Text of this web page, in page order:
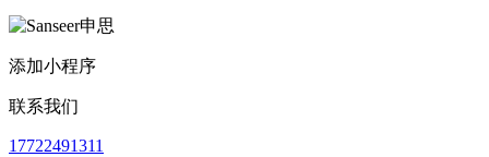
添加小程序
联系我们
17722491311